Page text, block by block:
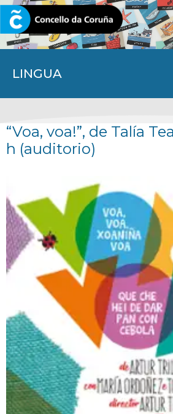
LINGUA
CORUNA.GAL
“Voa, voa!”, de Talía
h (auditorio)